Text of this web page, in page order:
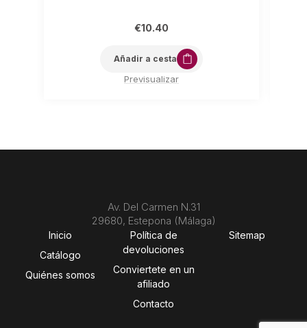
Añadir a cesta
Previsualizar
€10.40
Av. Del Carmen N.31
29680, Estepona (Málaga)
Inicio
Catálogo
Quiénes somos
Política de
devoluciones
Conviertete en un
afiliado
Contacto
Sitemap